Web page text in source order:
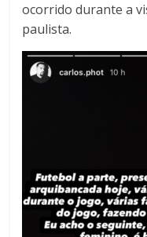
ocorrido durante a
paulista.